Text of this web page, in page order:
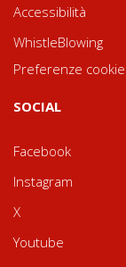
Accessibilità
WhistleBlowing
Preferenze cookie
SOCIAL
Facebook
Instagram
X
Youtube